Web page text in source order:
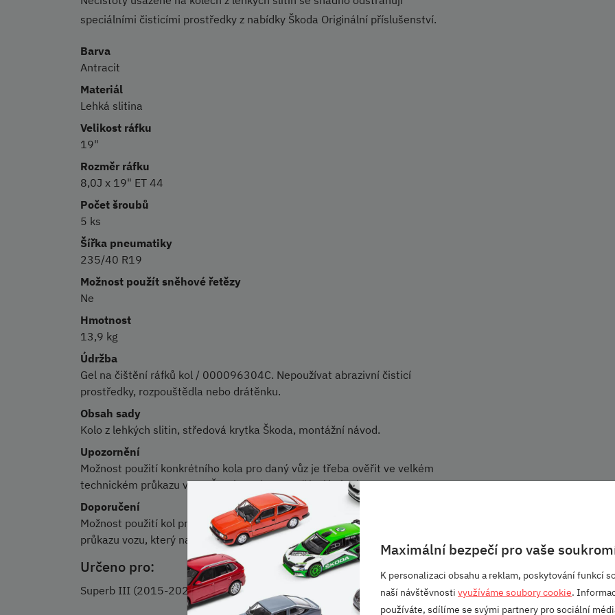
speciálními čisticími prostředky z nabídky Škoda Originální příslušenství.
Barva
Antracit
Materiál
Lehká slitina
Velikost ráfku
19"
Rozměr ráfku
8,0J x 19" ET 44
Počet šroubů
5 ks
Šířka pneumatiky
235/40 R19
Možnost použít sněhové řetězy
Ne
Hmotnost
13,9 kg
Údržba
Gel na čištění ráfků kol / 000096304C. Nepoužívat abrazivní čisticí
prostředky, rozpouštědla nebo drátěnku.
Obsah sady
Kolo z lehkých slitin, středová krytka Škoda, montážní návod.
Upozornění
Možnost použití konkrétního kola pro daný vůz je třeba ověřit ve velkém
technickém průkazu vozu. Šrouby nejsou součástí balení.
Doporučení
Možnost použití kol pro daný vůz je třeba ověřit ve velkém technickém
průkazu vozu, který naleznete na Portálu občana.
Určeno pro:
Superb III (2015-2024)
Maximální bezpečí pro vaše
K personalizaci obsahu a reklam, poskytování funkcí
naší návštěvnosti využíváme soubory cookie.
používáte, sdílíme se svými partnery pro sociální